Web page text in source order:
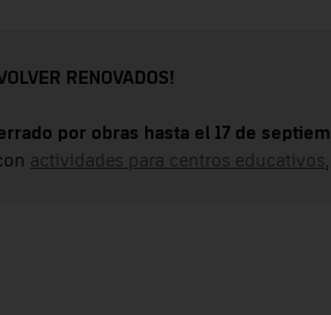
RENOVADOS!
por obras hasta el 17 de
actividades para centros educativos